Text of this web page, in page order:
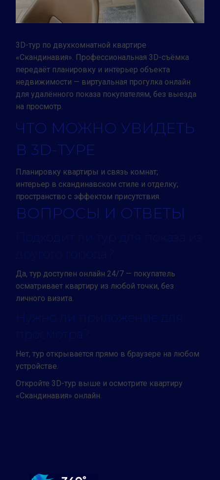
Заказать тур
3D-тур по двухкомнатной квартире
«Скандинавия». Профессиональная 3D-съёмка
передаёт планировку и интерьер объекта
недвижимости — виртуальная прогулка онлайн
для удалённого показа покупателям, без выезда
на просмотр.
ЧТО МОЖНО УВИДЕТЬ
В 3D-ТУРЕ
Планировку квартиры и связь комнат;
интерьер в скандинавском стиле и отделку;
пространство с эффектом присутствия.
ВОПРОСЫ И ОТВЕТЫ
Подходит ли тур для показа из
другого города?
Да, тур доступен онлайн 24/7 — покупатель
осматривает квартиру из любой точки, без
личного визита.
Нужно ли приложение для
просмотра?
Нет, тур открывается прямо в браузере на любом
устройстве.
Откройте 3D-тур выше и осмотрите квартиру
«Скандинавия» онлайн.